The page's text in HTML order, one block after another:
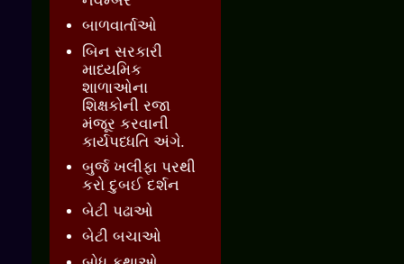
બાળવાર્તાઓ
બિન સરકારી
માધ્યમિક
શાળાઓના
શિક્ષકોની રજા
મંજૂર કરવાની
કાર્યપધ્ધતિ અંગે.
બુર્જ ખલીફા પરથી
કરો દુબઈ દર્શન
બેટી પઢાઓ
બેટી બચાઓ